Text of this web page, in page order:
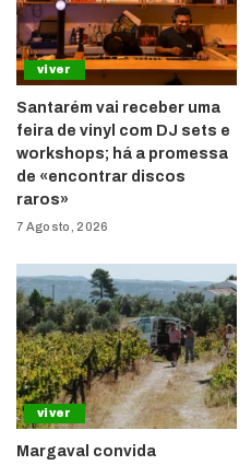
viver
Santarém vai receber uma
feira de vinyl com DJ sets e
workshops; há a promessa
de «encontrar discos
raros»
7 Agosto, 2026
viver
Margaval convida